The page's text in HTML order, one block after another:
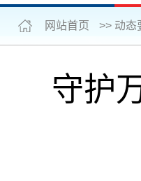
网站首页 >> 动态
守护